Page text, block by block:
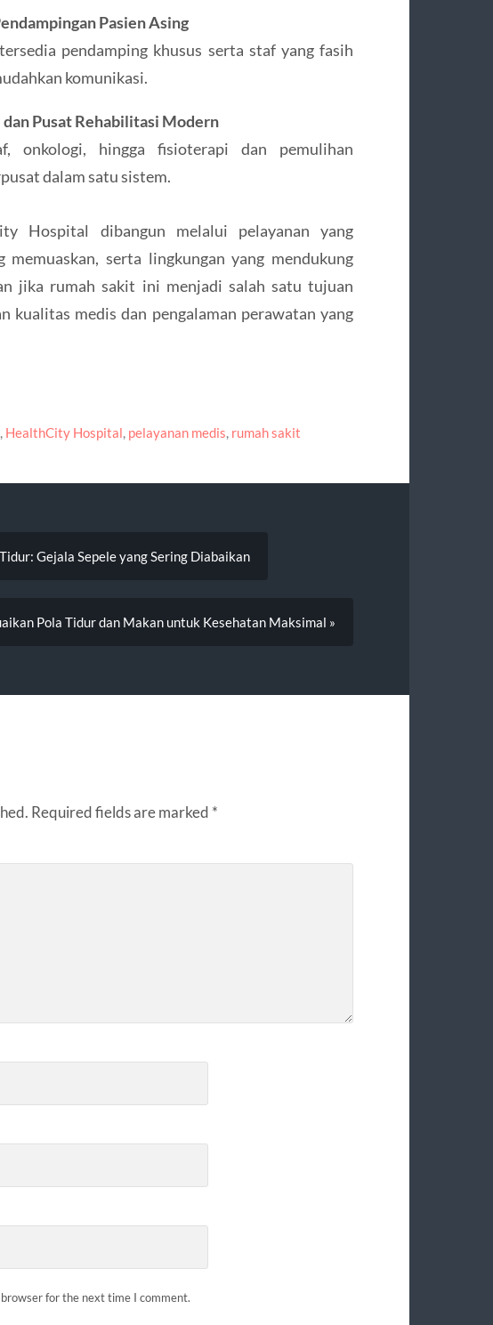
Pasien Asing
pendamping khusus serta staf yang fasih
komunikasi.
Pusat Rehabilitasi Modern
onkologi, hingga fisioterapi dan pemulihan
dalam satu sistem.
Hospital dibangun melalui pelayanan yang
memuaskan, serta lingkungan yang mendukung
jika rumah sakit ini menjadi salah satu tujuan
kualitas medis dan pengalaman perawatan yang
, HealthCity Hospital, pelayanan medis, rumah sakit
Gejala Sepele yang Sering Diabaikan
Pola Tidur dan Makan untuk Kesehatan Maksimal »
Required fields are marked *
for the next time I comment.